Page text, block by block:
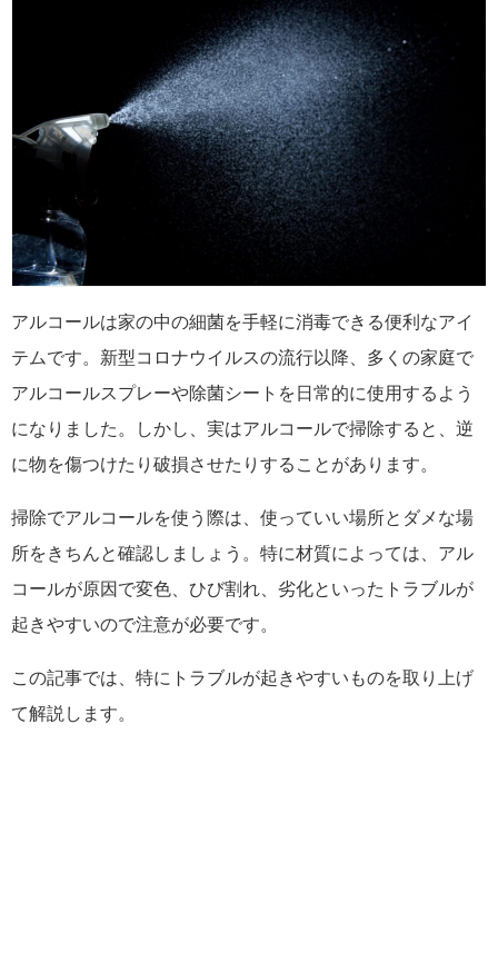
アルコールは家の中の細菌を手軽に消毒できる便利なアイ
テムです。新型コロナウイルスの流行以降、多くの家庭で
アルコールスプレーや除菌シートを日常的に使用するよう
になりました。しかし、実はアルコールで掃除すると、逆
に物を傷つけたり破損させたりすることがあります。
掃除でアルコールを使う際は、使っていい場所とダメな場
所をきちんと確認しましょう。特に材質によっては、アル
コールが原因で変色、ひび割れ、劣化といったトラブルが
起きやすいので注意が必要です。
この記事では、特にトラブルが起きやすいものを取り上げ
て解説します。